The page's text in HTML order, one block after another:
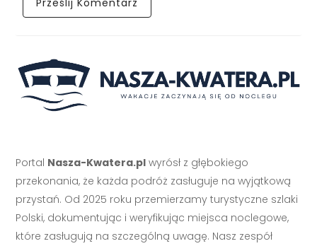
Portal Nasza-Kwatera.pl wyrósł z głębokiego
przekonania, że każda podróż zasługuje na wyjątkową
przystań. Od 2025 roku przemierzamy turystyczne szlaki
Polski, dokumentując i weryfikując miejsca noclegowe,
które zasługują na szczególną uwagę. Nasz zespół